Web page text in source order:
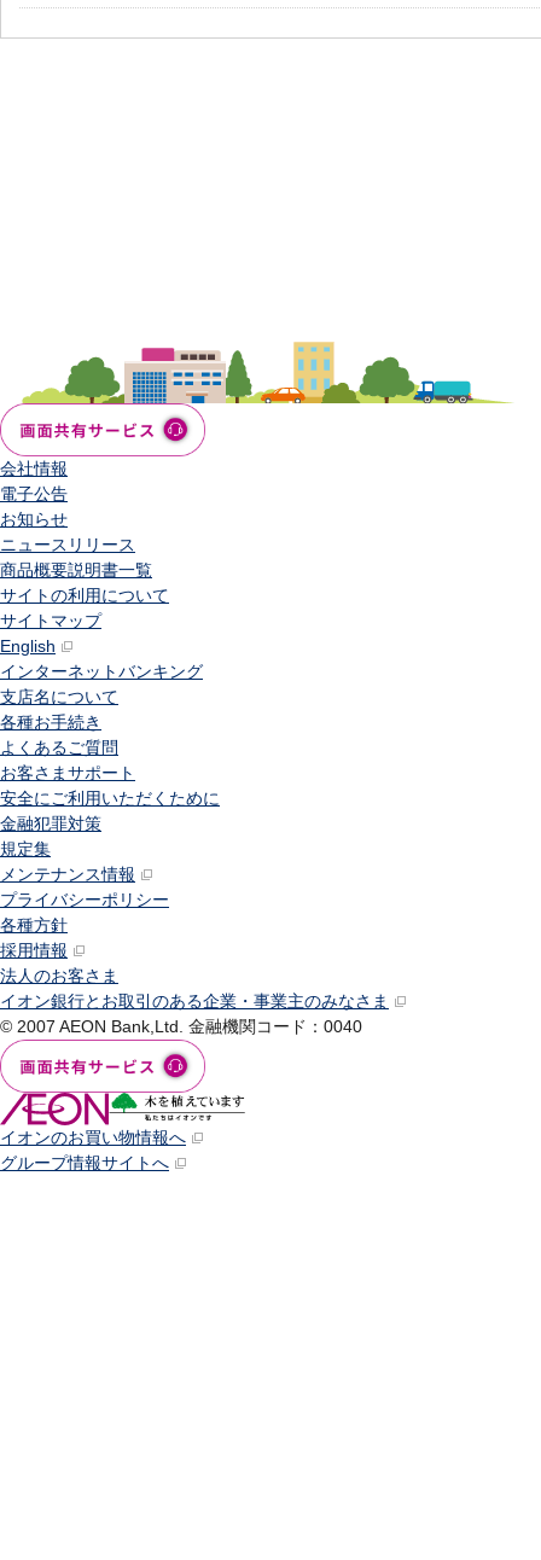
会社情報
電子公告
お知らせ
ニュースリリース
商品概要説明書一覧
サイトの利用について
サイトマップ
English
インターネットバンキング
支店名について
各種お手続き
よくあるご質問
お客さまサポート
安全にご利用いただくために
金融犯罪対策
規定集
メンテナンス情報
プライバシーポリシー
各種方針
採用情報
法人のお客さま
イオン銀行とお取引のある企業・事業主のみなさま
© 2007 AEON Bank,Ltd. 金融機関コード：0040
イオンのお買い物情報へ
グループ情報サイトへ